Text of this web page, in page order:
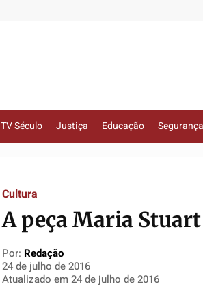
TV Século Justiça Educação Segurança
Cultura
A peça Maria
Por: Redação
24 de julho de 2016
Atualizado em 24 de julho de 2016